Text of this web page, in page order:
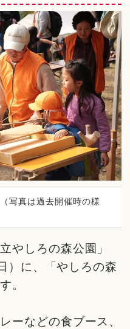
写真は過去開催時の様
やしろの森公園」
）に、「やしろの森
。
ーなどの食ブース、